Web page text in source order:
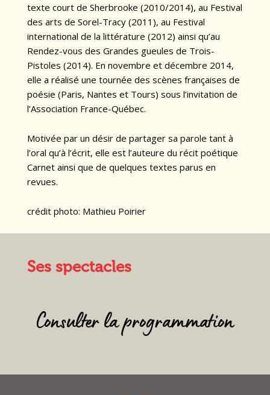
texte court de Sherbrooke (2010/2014), au Festival
des arts de Sorel-Tracy (2011), au Festival
international de la littérature (2012) ainsi qu’au
Rendez-vous des Grandes gueules de Trois-
Pistoles (2014). En novembre et décembre 2014,
elle a réalisé une tournée des scènes françaises de
poésie (Paris, Nantes et Tours) sous l’invitation de
l’Association France-Québec.
Motivée par un désir de partager sa parole tant à
l’oral qu’à l’écrit, elle est l’auteure du récit poétique
Carnet ainsi que de quelques textes parus en
revues.
crédit photo: Mathieu Poirier
Ses spectacles
Consulter la programmation